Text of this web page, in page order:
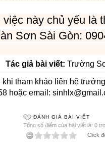
này chủ yếu là
Sơn Sài Gòn:
Tác giả bài viết: Trường
tham khảo liên hệ
hoặc email:
ĐÁNH GIÁ BÀI VIẾT
Tổng số điểm của bài viết là: 0
Click